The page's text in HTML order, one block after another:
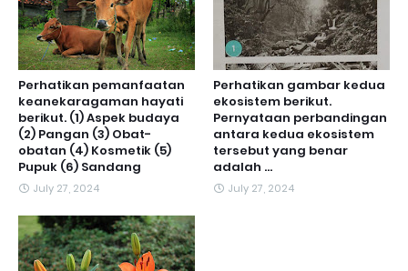
Perhatikan pemanfaatan
keanekaragaman hayati
berikut. (1) Aspek budaya
(2) Pangan (3) Obat-
obatan (4) Kosmetik (5)
Pupuk (6) Sandang
July 27, 2024
Perhatikan gambar kedua
ekosistem berikut.
Pernyataan perbandingan
antara kedua ekosistem
tersebut yang benar
adalah ...
July 27, 2024